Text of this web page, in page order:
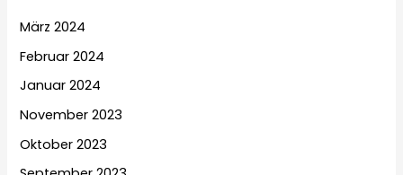
März 2024
Februar 2024
Januar 2024
November 2023
Oktober 2023